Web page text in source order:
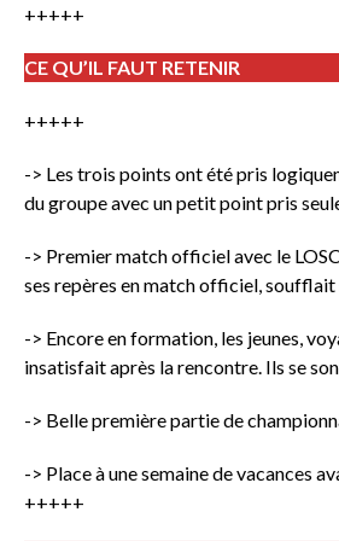
+++++
CE QU’IL FAUT RETENIR
+++++
-> Les trois points ont été pris
du groupe avec un petit point pris
-> Premier match officiel avec le
ses repères en match officiel, soufflait
-> Encore en formation, les jeunes,
insatisfait après la rencontre. Ils se
-> Belle première partie de
-> Place à une semaine de vacances
+++++